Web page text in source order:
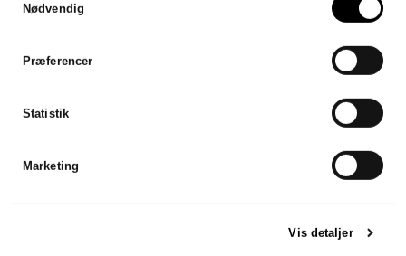
Nødvendig
Præferencer
Statistik
Marketing
Vis detaljer
Stift et ApS fra 20.000 kr. i...